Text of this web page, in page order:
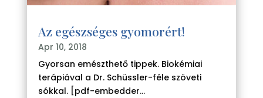
Az egészséges gyomorért!
Apr 10, 2018
Gyorsan emészthető tippek. Biokémiai
terápiával a Dr. Schüssler-féle szöveti
sókkal. [pdf-embedder...